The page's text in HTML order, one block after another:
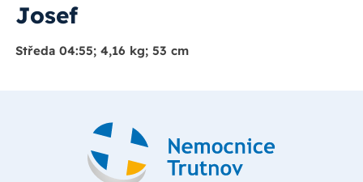
Josef
Středa 04:55; 4,16 kg; 53 cm